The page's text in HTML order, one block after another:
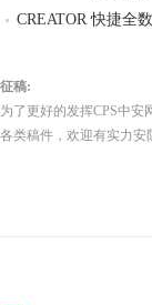
CREATOR 快捷全
征稿:
为了更好的发挥CPS中
各类稿件，欢迎有实力安